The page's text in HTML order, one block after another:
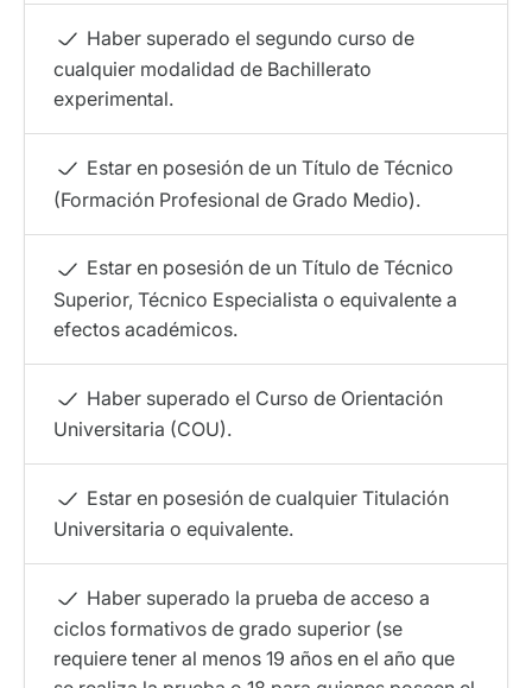
Haber superado el segundo curso de
cualquier modalidad de Bachillerato
experimental.
Estar en posesión de un Título de Técnico
(Formación Profesional de Grado Medio).
Estar en posesión de un Título de Técnico
Superior, Técnico Especialista o equivalente a
efectos académicos.
Haber superado el Curso de Orientación
Universitaria (COU).
Estar en posesión de cualquier Titulación
Universitaria o equivalente.
Haber superado la prueba de acceso a
ciclos formativos de grado superior (se
requiere tener al menos 19 años en el año que